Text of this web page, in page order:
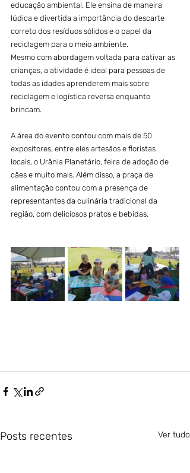
educação ambiental. Ele ensina de maneira
lúdica e divertida a importância do descarte
correto dos resíduos sólidos e o papel da
reciclagem para o meio ambiente.
Mesmo com abordagem voltada para cativar as
crianças, a atividade é ideal para pessoas de
todas as idades aprenderem mais sobre
reciclagem e logística reversa enquanto
brincam.
A área do evento contou com mais de 50
expositores, entre eles artesãos e floristas
locais, o Urânia Planetário, feira de adoção de
cães e muito mais. Além disso, a praça de
alimentação contou com a presença de
representantes da culinária tradicional da
região, com deliciosos pratos e bebidas.
Posts recentes Ver tudo